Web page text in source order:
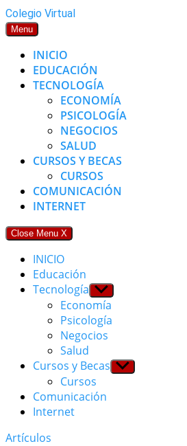
Skip
to
Colegio Virtual
Menu
INICIO
EDUCACIÓN
TECNOLOGÍA
ECONOMÍA
PSICOLOGÍA
NEGOCIOS
SALUD
CURSOS Y BECAS
CURSOS
COMUNICACIÓN
INTERNET
Close Menu X
INICIO
Educación
Tecnología Show
sub
menu
Economía
Psicología
Negocios
Salud
Cursos y Becas Show
sub
Cursos
Comunicación
Internet
Artículos